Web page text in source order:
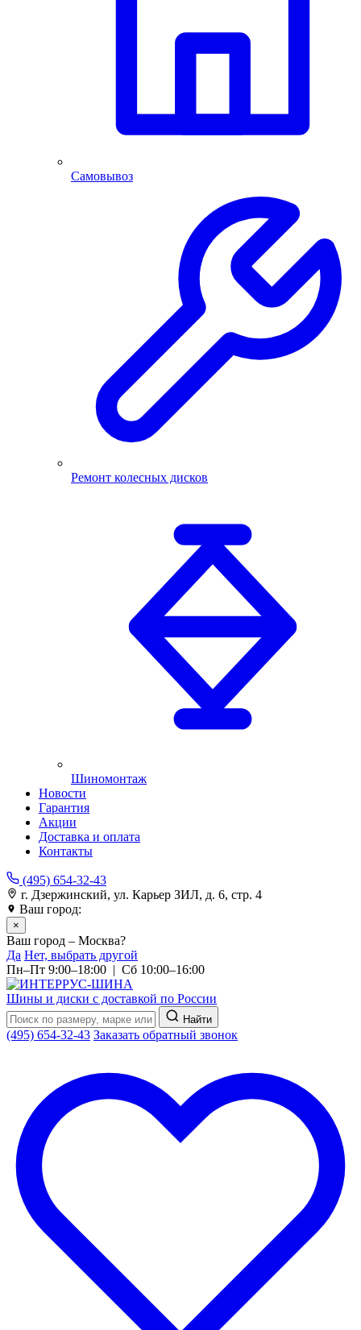
Самовывоз
Ремонт колесных дисков
Шиномонтаж
Новости
Гарантия
Акции
Доставка и оплата
Контакты
(495) 654-32-43
г. Дзержинский, ул. Карьер ЗИЛ, д. 6, стр. 4
Ваш город:
×
Ваш город – Москва?
Да Нет, выбрать другой
Пн–Пт 9:00–18:00 | Сб 10:00–16:00
Шины и диски с доставкой по России
Найти
(495) 654-32-43 Заказать обратный звонок